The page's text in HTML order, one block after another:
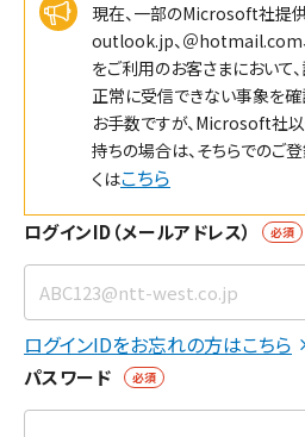
現在、一部のMicrosoft社提供
outlook.jp、＠hotmail.com
をご利用のお客さまにおいて
正常に受信できない事象を確
お手数ですが、Microsoft社
持ちの場合は、そちらでのご
くはこちら
ログインID（メールアドレス） 必須
ログインIDをお忘れの方はこちら
パスワード 必須